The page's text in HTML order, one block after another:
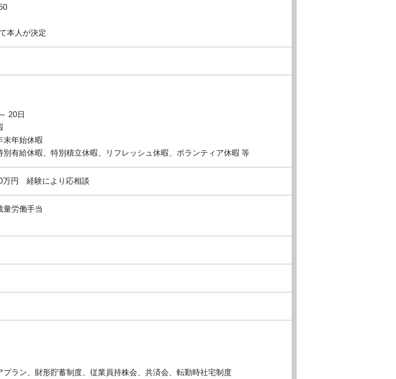
本人が決定
20日
末年始休暇
別有給休暇、特別積立休暇、リフレッシュ休暇、ボランティア休暇 等
円 経験により応相談
量労働手当
プラン、財形貯蓄制度、従業員持株会、共済会、転勤時社宅制度